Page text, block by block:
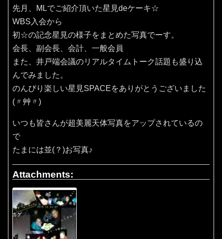
先月、MLでご紹介頂いた星見deケーキ☆
WBS入会から
初☆の記念星見の様子をまとめた写真でーす。
会長、副会長、会計、一般会員
また、井戸端会議のリアルタイムトーク話題も盛り込
んでみました。
のんびり楽しい星見SPACEをありがとうございました
(〃艸〃)
いつも皆さんが超美麗天体写真をアップされているの
で
たまには並(？)お写真♪
Attachments: